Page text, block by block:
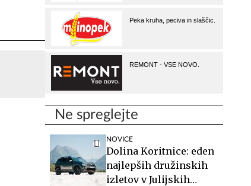
Ne spreglejte
NOVICE
Dolina Koritnice: eden
najlepših družinskih
izletov v Julijskih